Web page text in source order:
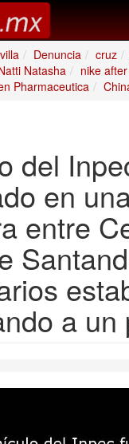
Denuncia cruz
Natasha
nike
Pharmaceutica
del
en
entre
a un